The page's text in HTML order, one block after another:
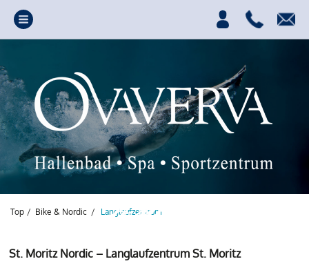
Top / Bike & Nordic / Langlaufzentrum
St. Moritz Nordic – Langlaufzentrum St. Moritz